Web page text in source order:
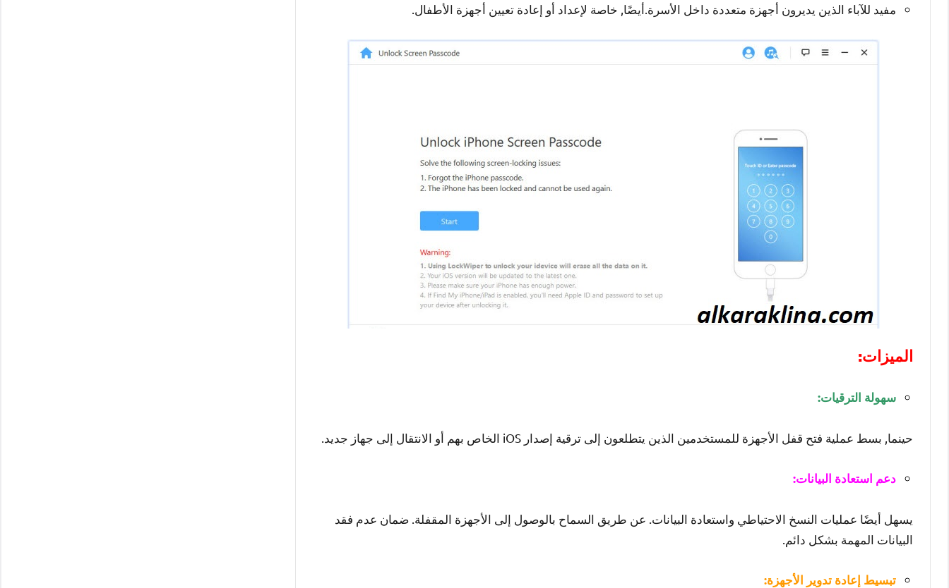
مفيد للآباء الذين يديرون أجهزة متعددة داخل الأسرة.أيضًا, خاصة لإعداد أو إعادة تعيين أجهزة الأطفال.
الميزات:
سهولة الترقيات:
حينما, بسط عملية فتح قفل الأجهزة للمستخدمين الذين يتطلعون إلى ترقية إصدار iOS الخاص بهم أو الانتقال إلى جهاز جديد.
دعم استعادة البيانات:
يسهل أيضًا عمليات النسخ الاحتياطي واستعادة البيانات. عن طريق السماح بالوصول إلى الأجهزة المقفلة. ضمان عدم فقد
البيانات المهمة بشكل دائم.
تبسيط إعادة تدوير الأجهزة: